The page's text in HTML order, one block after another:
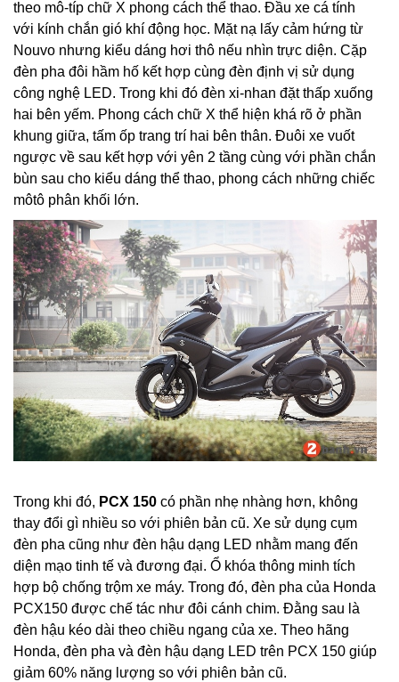
theo mô-típ chữ X phong cách thể thao. Đầu xe cá tính
với kính chắn gió khí động học. Mặt nạ lấy cảm hứng từ
Nouvo nhưng kiểu dáng hơi thô nếu nhìn trực diện. Cặp
đèn pha đôi hầm hố kết hợp cùng đèn định vị sử dụng
công nghệ LED. Trong khi đó đèn xi-nhan đặt thấp xuống
hai bên yếm. Phong cách chữ X thể hiện khá rõ ở phần
khung giữa, tấm ốp trang trí hai bên thân. Đuôi xe vuốt
ngược về sau kết hợp với yên 2 tầng cùng với phần chắn
bùn sau cho kiểu dáng thể thao, phong cách những chiếc
môtô phân khối lớn.
Trong khi đó, PCX 150 có phần nhẹ nhàng hơn, không
thay đổi gì nhiều so với phiên bản cũ. Xe sử dụng cụm
đèn pha cũng như đèn hậu dạng LED nhằm mang đến
diện mạo tinh tế và đương đại. Ổ khóa thông minh tích
hợp bộ chống trộm xe máy. Trong đó, đèn pha của Honda
PCX150 được chế tác như đôi cánh chim. Đằng sau là
đèn hậu kéo dài theo chiều ngang của xe. Theo hãng
Honda, đèn pha và đèn hậu dạng LED trên PCX 150 giúp
giảm 60% năng lượng so với phiên bản cũ.